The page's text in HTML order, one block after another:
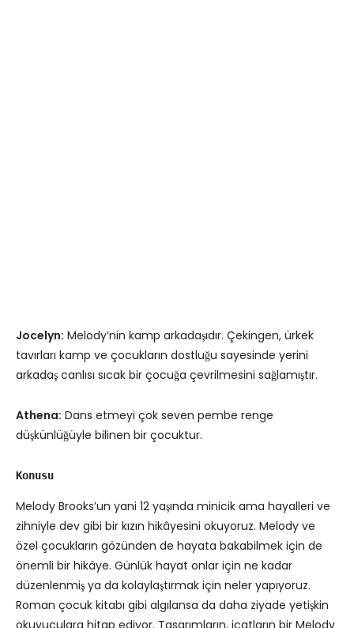
Jocelyn: Melody’nin kamp arkadaşıdır. Çekingen, ürkek
tavırları kamp ve çocukların dostluğu sayesinde yerini
arkadaş canlısı sıcak bir çocuğa çevrilmesini sağlamıştır.
Athena: Dans etmeyi çok seven pembe renge
düşkünlüğüyle bilinen bir çocuktur.
Konusu
Melody Brooks’un yani 12 yaşında minicik ama hayalleri ve
zihniyle dev gibi bir kızın hikâyesini okuyoruz. Melody ve
özel çocukların gözünden de hayata bakabilmek için de
önemli bir hikâye. Günlük hayat onlar için ne kadar
düzenlenmiş ya da kolaylaştırmak için neler yapıyoruz.
Roman çocuk kitabı gibi algılansa da daha ziyade yetişkin